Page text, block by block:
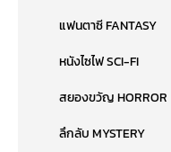
แฟนตาซี FANTASY
หนังไซไฟ SCI-FI
สยองขวัญ HORROR
ลึกลับ MYSTERY